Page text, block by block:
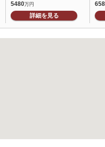
5480万円
詳細を見る